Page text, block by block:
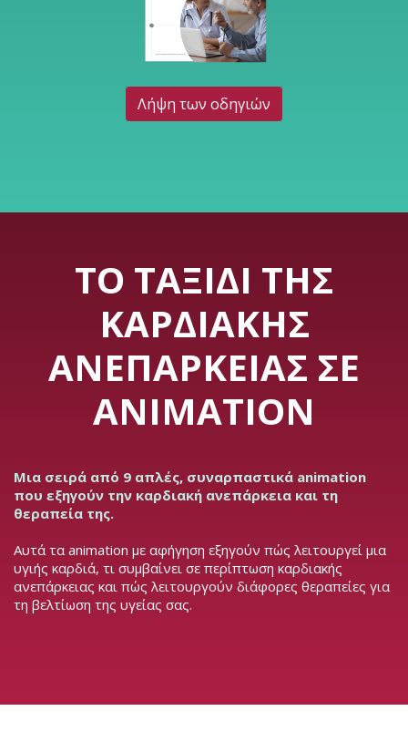
Λήψη των οδηγιών
ΤΟ ΤΑΞΊΔΙ ΤΗΣ
ΚΑΡΔΙΑΚΉΣ
ΑΝΕΠΆΡΚΕΙΑΣ ΣΕ
ANIMATION
Μια σειρά από 9 απλές, συναρπαστικά animation
που εξηγούν την καρδιακή ανεπάρκεια και τη
θεραπεία της.
Αυτά τα animation με αφήγηση εξηγούν πώς λειτουργεί μια
υγιής καρδιά, τι συμβαίνει σε περίπτωση καρδιακής
ανεπάρκειας και πώς λειτουργούν διάφορες θεραπείες για
τη βελτίωση της υγείας σας.